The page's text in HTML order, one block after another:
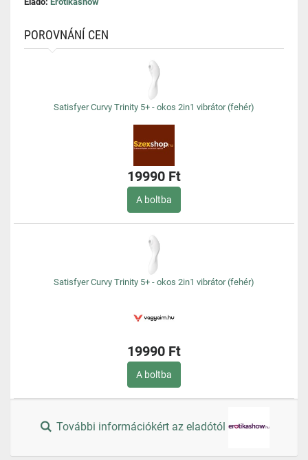
POROVNÁNÍ CEN
Satisfyer Curvy Trinity 5+ - okos 2in1 vibrátor (fehér)
19990 Ft
A boltba
Satisfyer Curvy Trinity 5+ - okos 2in1 vibrátor (fehér)
19990 Ft
A boltba
További információkért az eladótól